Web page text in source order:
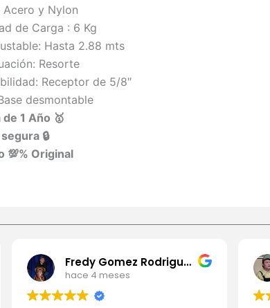
Acero y Nylon
de Carga : 6 Kg
Hasta 2.88 mts
Resorte
Receptor de 5/8″
desmontable
1 Año 🥇
🔒
💯% Original
Fredy Gomez Rodriguez
hace 4 meses